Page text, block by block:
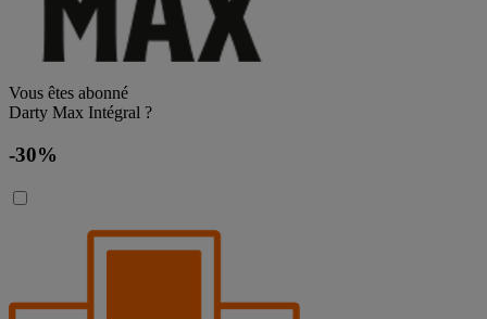
Vous êtes abonné
Darty Max Intégral ?
-30%